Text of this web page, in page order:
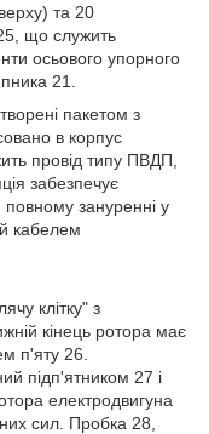
та 20
що служить
осьового упорного
21.
пакетом з
в корпус
провід типу ПВДП,
забезпечує
зануренні у
кабелем
клітку" з
кінець ротора має
п'яту 26.
підп'ятником 27 і
електродвигуна
сил. Пробка 28,